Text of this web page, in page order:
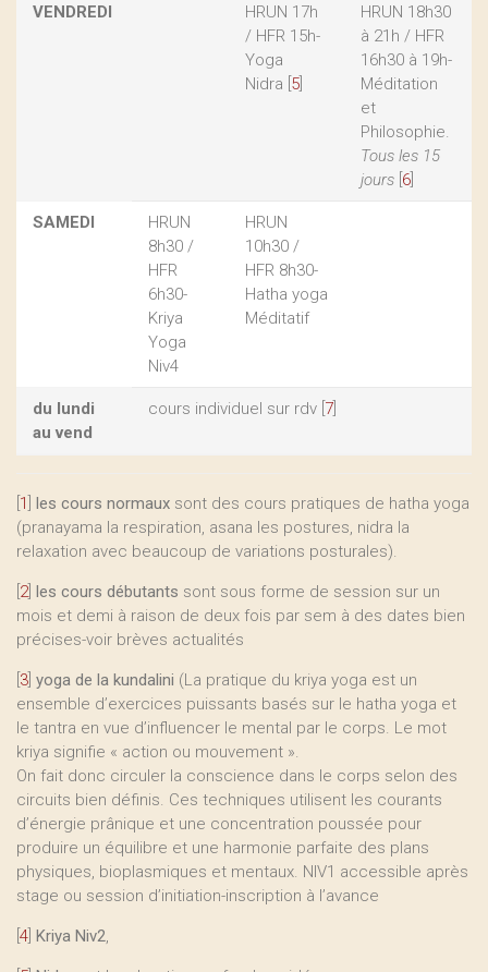
VENDREDI
HRUN 17h
/ HFR 15h-
Yoga
Nidra 5
HRUN 18h30
à 21h / HFR
16h30 à 19h-
Méditation
et
Philosophie.
Tous les 15
jours 6
SAMEDI
HRUN
8h30 /
HFR
6h30-
Kriya
Yoga
Niv4
HRUN
10h30 /
HFR 8h30-
Hatha yoga
Méditatif
du lundi
au vend
cours individuel sur rdv 7
1 les cours normaux sont des cours pratiques de hatha yoga
(pranayama la respiration, asana les postures, nidra la
relaxation avec beaucoup de variations posturales).
2] les cours débutants sont sous forme de session sur un
mois et demi à raison de deux fois par sem à des dates bien
précises-voir brèves actualités
3 yoga de la kundalini (La pratique du kriya yoga est un
ensemble d’exercices puissants basés sur le hatha yoga et
le tantra en vue d’influencer le mental par le corps. Le mot
kriya signifie « action ou mouvement ».
On fait donc circuler la conscience dans le corps selon des
circuits bien définis. Ces techniques utilisent les courants
d’énergie prânique et une concentration poussée pour
produire un équilibre et une harmonie parfaite des plans
physiques, bioplasmiques et mentaux. NIV1 accessible après
stage ou session d’initiation-inscription à l’avance
4 Kriya Niv2,